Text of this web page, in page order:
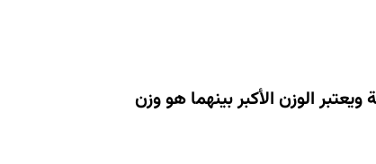
الوزن الأكبر بينهما هو وزن